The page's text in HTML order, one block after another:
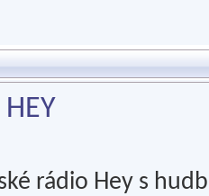
rádio Hey s